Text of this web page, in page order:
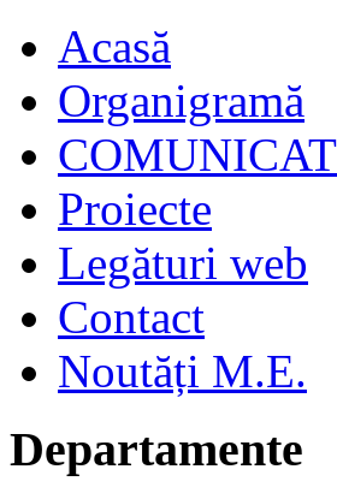
Acasă
Organigramă
Proiecte
Legături web
Contact
Noutăți M.E.
Departamente